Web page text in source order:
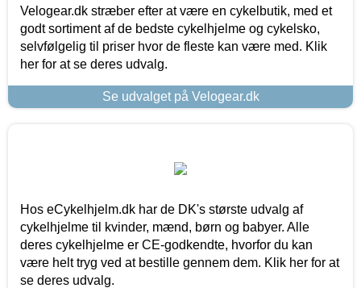
Velogear.dk stræber efter at være en cykelbutik, med et
godt sortiment af de bedste cykelhjelme og cykelsko,
selvfølgelig til priser hvor de fleste kan være med. Klik
her for at se deres udvalg.
Se udvalget på Velogear.dk
Hos eCykelhjelm.dk har de DK's største udvalg af
cykelhjelme til kvinder, mænd, børn og babyer. Alle
deres cykelhjelme er CE-godkendte, hvorfor du kan
være helt tryg ved at bestille gennem dem. Klik her for at
se deres udvalg.